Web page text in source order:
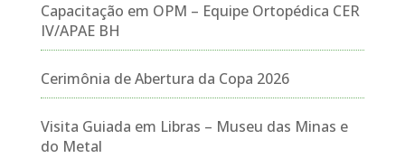
Capacitação em OPM – Equipe Ortopédica CER
IV/APAE BH
Cerimônia de Abertura da Copa 2026
Visita Guiada em Libras – Museu das Minas e
do Metal